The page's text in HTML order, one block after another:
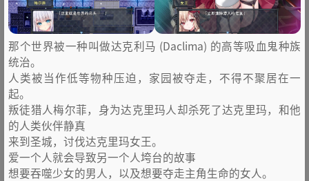
那个世界被一种叫做达克利马 (Daclima) 的高等吸血鬼种族
统治。
人类被当作低等物种压迫，家园被夺走，不得不聚居在一
起。
叛徒猎人梅尔菲，身为达克里玛人却杀死了达克里玛，和他
的人类伙伴静真
来到圣城，讨伐达克里玛女王。
爱一个人就会导致另一个人垮台的故事
想要吞噬少女的男人，以及想要夺走主角生命的女人。